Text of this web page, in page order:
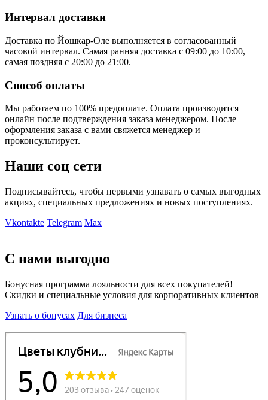
Интервал доставки
Доставка по Йошкар-Оле выполняется в согласованный
часовой интервал. Самая ранняя доставка с 09:00 до 10:00,
самая поздняя с 20:00 до 21:00.
Способ оплаты
Мы работаем по 100% предоплате. Оплата производится
онлайн после подтверждения заказа менеджером. После
оформления заказа с вами свяжется менеджер и
проконсультирует.
Наши соц сети
Подписывайтесь, чтобы первыми узнавать о самых выгодных
акциях, специальных предложениях и новых поступлениях.
Vkontakte Telegram Max
С нами выгодно
Бонусная программа лояльности для всех покупателей!
Скидки и специальные условия для корпоративных клиентов
Узнать о бонусах Для бизнеса